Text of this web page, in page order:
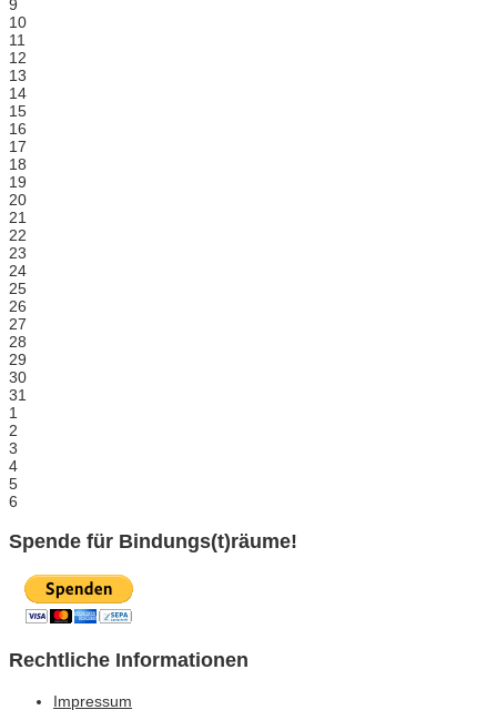
9
10
11
12
13
14
15
16
17
18
19
20
21
22
23
24
25
26
27
28
29
30
31
1
2
3
4
5
6
Spende für Bindungs(t)räume!
Rechtliche Informationen
Impressum